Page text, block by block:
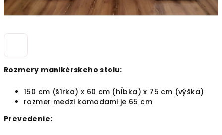
Rozmery manikérskeho stolu:
150 cm (šírka) x 60 cm (hĺbka) x 75 cm (výška)
rozmer medzi komodami je 65 cm
Prevedenie: